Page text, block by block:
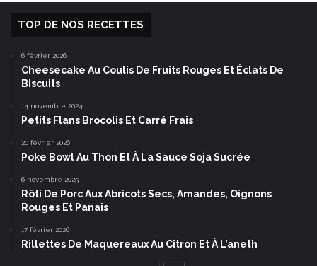
TOP DE NOS RECETTES
6 février 2026
Cheesecake Au Coulis De Fruits Rouges Et Éclats De
Biscuits
14 novembre 2024
Petits Flans Brocolis Et Carré Frais
20 février 2026
Poke Bowl Au Thon Et À La Sauce Soja Sucrée
6 novembre 2025
Rôti De Porc Aux Abricots Secs, Amandes, Oignons
Rouges Et Panais
17 février 2026
Rillettes De Maquereaux Au Citron Et À L’aneth